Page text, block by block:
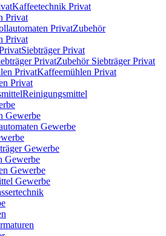
Kaffeetechnik Privat
Privat
Zubehör
Privat
Siebträger Privat
Zubehör Siebträger Privat
Kaffeemühlen Privat
Privat
Reinigungsmittel
Gewerbe
Gewerbe
Gewerbe
Gewerbe
Gewerbe
Gewerbe